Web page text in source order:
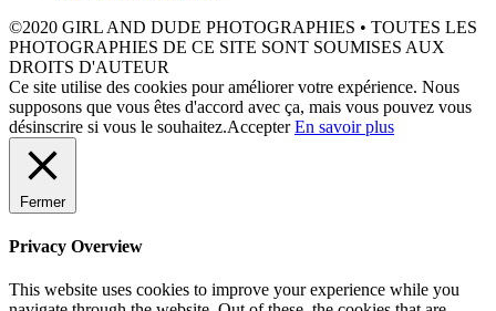
©2020 GIRL AND DUDE PHOTOGRAPHIES • TOUTES LES
PHOTOGRAPHIES DE CE SITE SONT SOUMISES AUX
DROITS D'AUTEUR
Ce site utilise des cookies pour améliorer votre expérience. Nous
supposons que vous êtes d'accord avec ça, mais vous pouvez vous
désinscrire si vous le souhaitez.Accepter En savoir plus
Fermer
Privacy Overview
This website uses cookies to improve your experience while you